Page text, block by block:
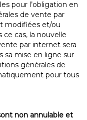
pour l’obligation en
de vente par
modifiées et/ou
ce cas, la nouvelle
par internet sera
sa mise en ligne sur
générales de
pour tous
non annulable et